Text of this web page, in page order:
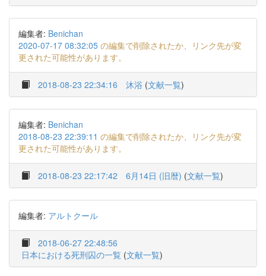
編集者: Benichan
2020-07-17 08:32:05 の編集で削除されたか、リンク先が変
更された可能性があります。
2018-08-23 22:34:16 沐浴 (文献一覧)
編集者: Benichan
2018-08-23 22:39:11 の編集で削除されたか、リンク先が変
更された可能性があります。
2018-08-23 22:17:42 6月14日 (旧暦) (文献一覧)
編集者: アルトクール
2018-06-27 22:48:56
日本における死刑囚の一覧 (文献一覧)